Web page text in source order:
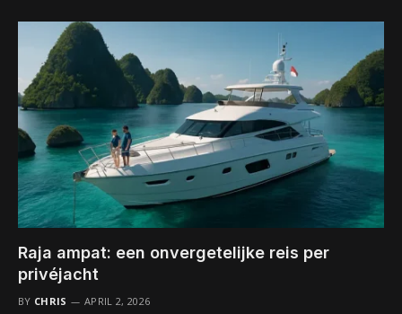
Raja ampat: een onvergetelijke reis per
privéjacht
BY CHRIS APRIL 2, 2026